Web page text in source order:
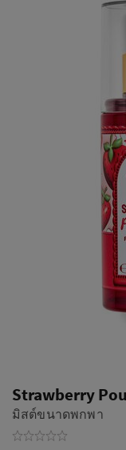
Strawberry
มิสต์ขนาดพกพา